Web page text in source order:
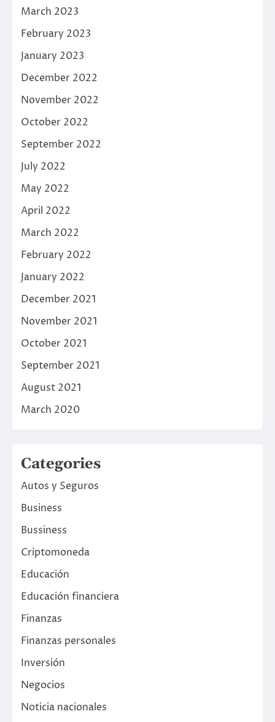
March 2023
February 2023
January 2023
December 2022
November 2022
October 2022
September 2022
July 2022
May 2022
April 2022
March 2022
February 2022
January 2022
December 2021
November 2021
October 2021
September 2021
August 2021
March 2020
Categories
Autos y Seguros
Business
Bussiness
Criptomoneda
Educación
Educación financiera
Finanzas
Finanzas personales
Inversión
Negocios
Noticia nacionales